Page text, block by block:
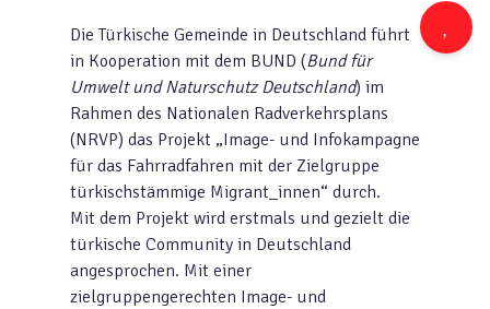
Die Türkische Gemeinde in Deutschland führt
in Kooperation mit dem BUND (Bund für
Umwelt und Naturschutz Deutschland) im
Rahmen des Nationalen Radverkehrsplans
(NRVP) das Projekt „Image- und Infokampagne
für das Fahrradfahren mit der Zielgruppe
türkischstämmige Migrant_innen“ durch.
Mit dem Projekt wird erstmals und gezielt die
türkische Community in Deutschland
angesprochen. Mit einer
zielgruppengerechten Image- und